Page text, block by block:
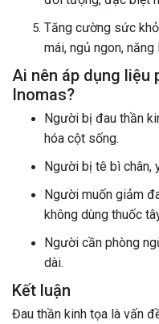
Tăng cường sức
mái, ngủ ngon,
Ai nên áp dụng liệu
Inomas?
Người bị đau thần
hóa cột sống.
Người bị tê bì chân,
Người muốn giảm
không dùng thuốc
Người cần phòng
dài.
Kết luận
Đau thần kinh tọa là vấn